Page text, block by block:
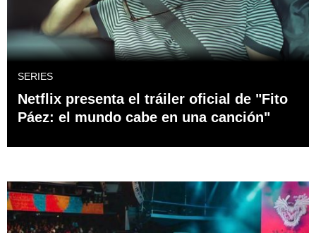
SERIES
Netflix presenta el tráiler oficial de "Fito
Páez: el mundo cabe en una canción"